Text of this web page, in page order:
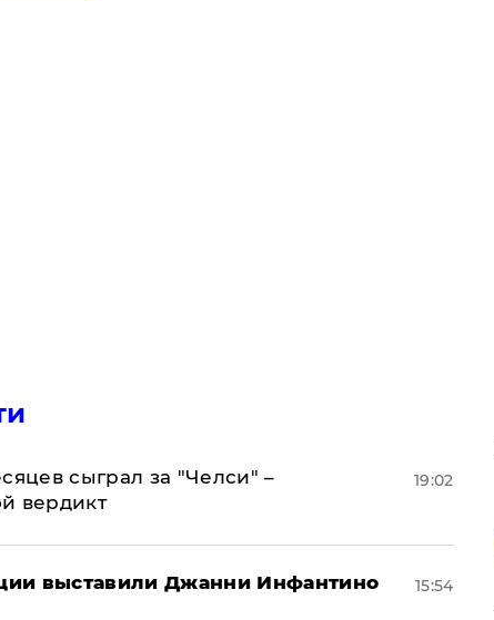
сыграл за "Челси" –
вердикт
19:02
выставили Джанни Инфантино
15:54